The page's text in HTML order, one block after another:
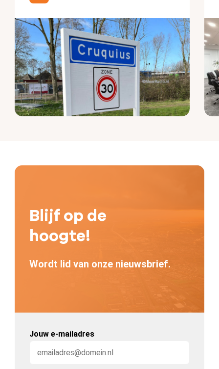
Blijf op de
hoogte!
Wordt lid van onze nieuwsbrief.
Jouw e-mailadres